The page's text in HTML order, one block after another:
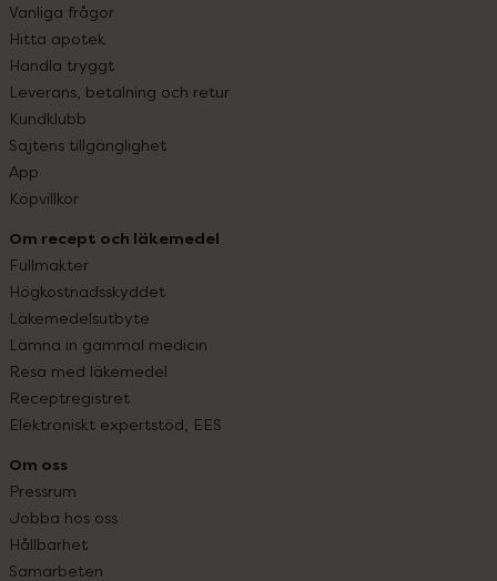
Vanliga frågor
Hitta apotek
Handla tryggt
Leverans, betalning och retur
Kundklubb
Sajtens tillgänglighet
App
Köpvillkor
Om recept och läkemedel
Fullmakter
Högkostnadsskyddet
Läkemedelsutbyte
Lämna in gammal medicin
Resa med läkemedel
Receptregistret
Elektroniskt expertstöd, EES
Om oss
Pressrum
Jobba hos oss
Hållbarhet
Samarbeten